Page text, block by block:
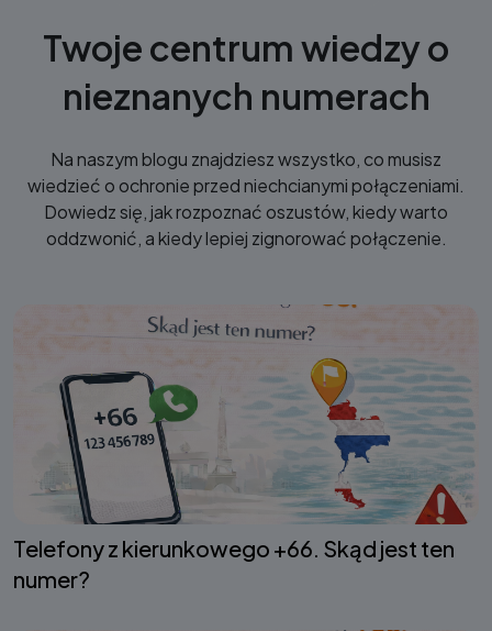
Twoje centrum wiedzy o
nieznanych numerach
Na naszym blogu znajdziesz wszystko, co musisz
wiedzieć o ochronie przed niechcianymi połączeniami.
Dowiedz się, jak rozpoznać oszustów, kiedy warto
oddzwonić, a kiedy lepiej zignorować połączenie.
Telefony z kierunkowego +66. Skąd jest ten
numer?